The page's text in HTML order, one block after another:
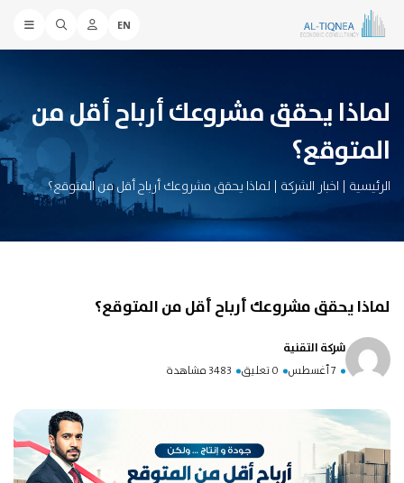
EN
لماذا يحقق مشروعك أرباح أقل من
المتوقع؟
الرئيسية | اخبار الشركة | لماذا يحقق مشروعك أرباح أقل من المتوقع؟
لماذا يحقق مشروعك أرباح أقل من المتوقع؟
شركة التقنية
7 أغسطس 0 تعليق 3483 مشاهدة